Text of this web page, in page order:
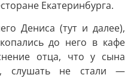
Екатеринбурга.
Дениса (тут и далее),
до него в кафе
отца, что у сына
слушать не стали —